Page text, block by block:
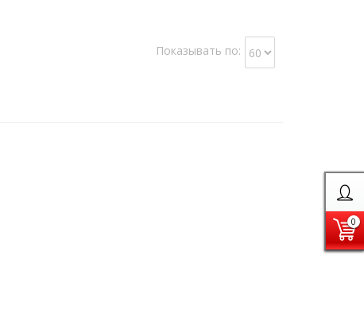
0
Показывать по: